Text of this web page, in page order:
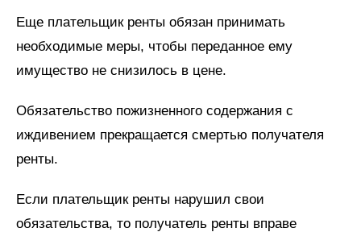
Еще плательщик ренты обязан принимать
необходимые меры, чтобы переданное ему
имущество не снизилось в цене.
Обязательство пожизненного содержания с
иждивением прекращается смертью получателя
ренты.
Если плательщик ренты нарушил свои
обязательства, то получатель ренты вправе